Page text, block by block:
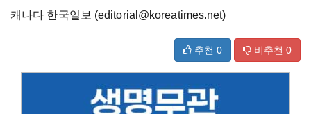
캐나다 한국일보 (editorial@koreatimes.net)
추천 0 비추천 0